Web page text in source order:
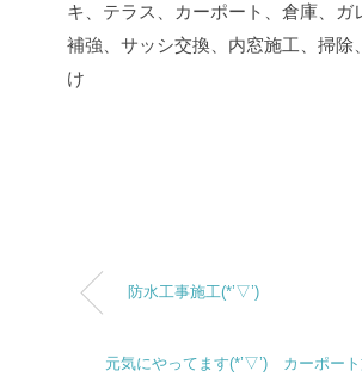
キ、テラス、カーポート、倉庫、ガ
補強、サッシ交換、内窓施工、掃除
け
防水工事施工(*’▽’)
元気にやってます(*’▽’) カーポー